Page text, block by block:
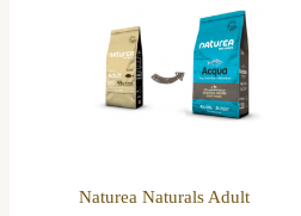
Naturea Naturals Adult
17,50 €
through
35,49 €
product
multiple
variants.
may